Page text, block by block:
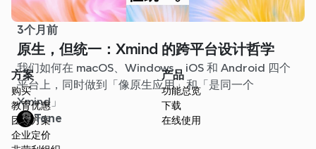
3个月前
原生，但统一：Xmind 的跨平台设计哲学
我们如何在 macOS、Windows、iOS 和 Android 四个
平台上，同时做到「像原生应用」和「是同一个
Xmind」
Tone
方案
购买
教育优惠
团队方案
企业定价
产品
功能总览
下载
在线使用